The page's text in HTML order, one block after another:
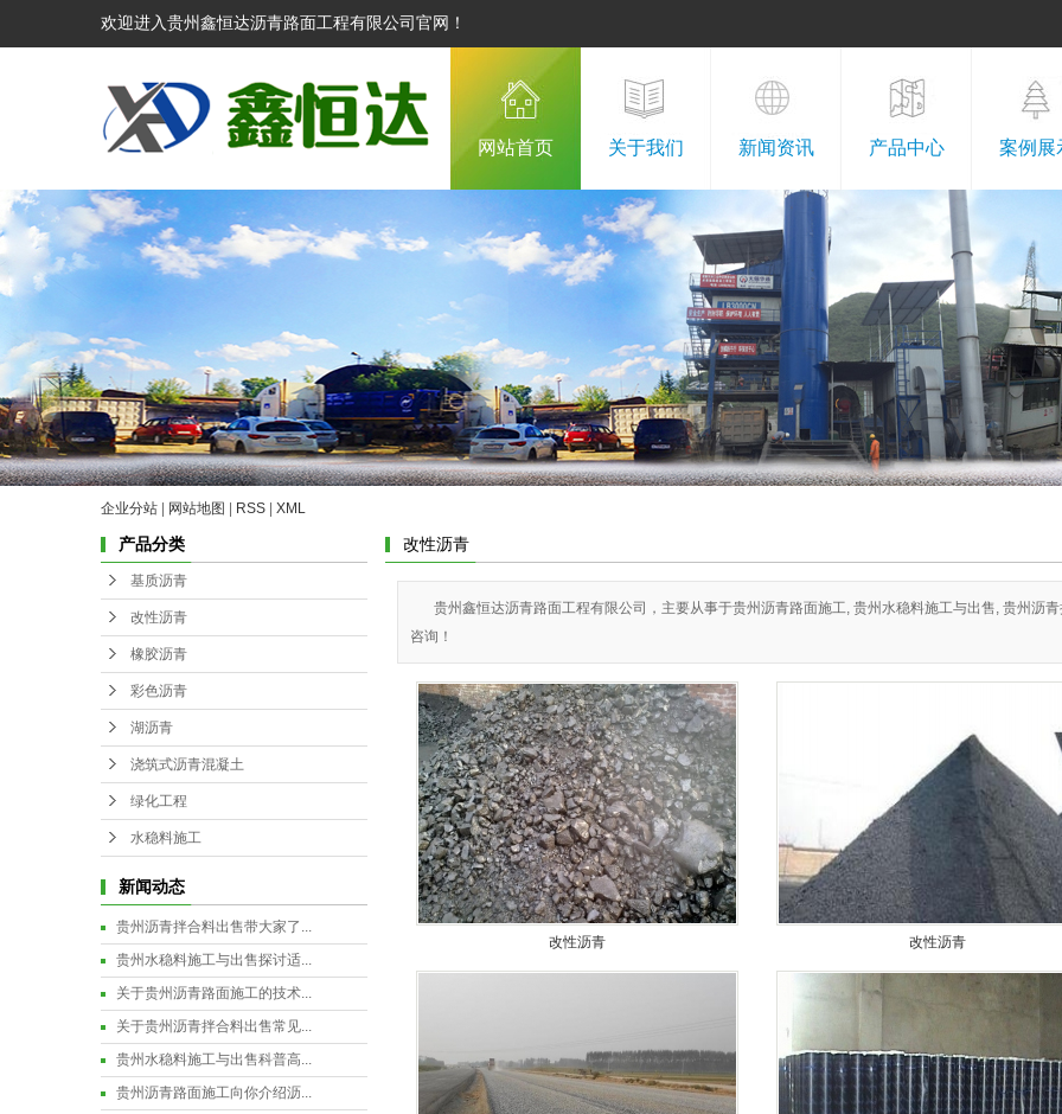
欢迎进入贵州鑫恒达沥青路面工程有限公司官网！
网站首页 关于我们
公司介绍
荣誉资质
视频展示
新闻资讯
行业新闻
行业知识
产品中心
橡胶沥青
彩色沥青
湖沥青
浇筑式沥青混凝土
绿化工程
案例展
土石方工
绿化工
沥青拌合
企业分站| 网站地图 RSS| XML
产品分类
基质沥青
改性沥青
橡胶沥青
彩色沥青
湖沥青
浇筑式沥青混凝土
绿化工程
水稳料施工
新闻动态
贵州沥青拌合料出售带大家了...
贵州水稳料施工与出售探讨适...
关于贵州沥青路面施工的技术...
关于贵州沥青拌合料出售常见...
贵州水稳料施工与出售科普高...
贵州沥青路面施工向你介绍沥...
改性沥青
贵州鑫恒达沥青路面工程有限公司，主要从事于贵州沥青路面施工, 贵州水稳料施工与出售, 贵州
咨询！
改性沥青 改性沥青